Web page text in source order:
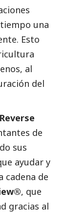
una
Esto
al
del
Reverse
de
sus
ayudar y
cadena de
, que
gracias al